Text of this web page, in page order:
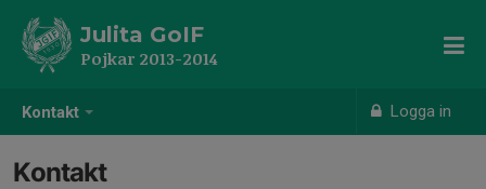
Kontakt Logga in
Julita GoIF
Pojkar 2013-2014
Kontakt